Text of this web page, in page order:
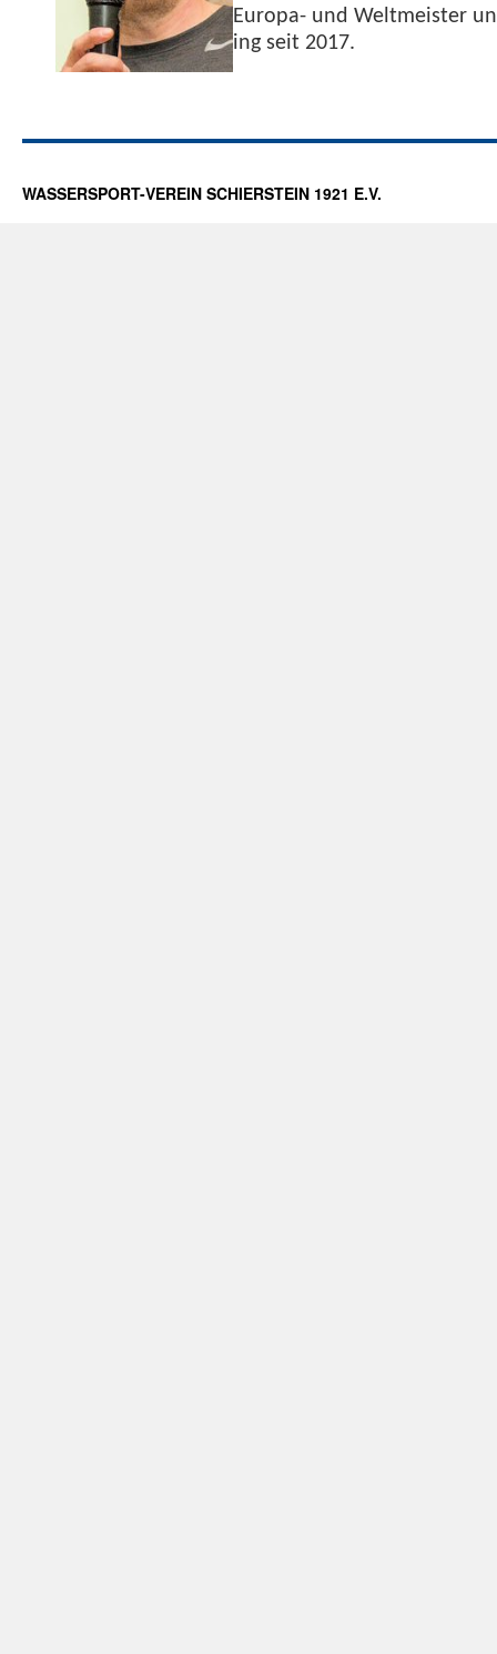
Europa- und Welt­meis­ter
ing seit 2017.
WASSERSPORT-VEREIN SCHIERSTEIN 1921 E.V.